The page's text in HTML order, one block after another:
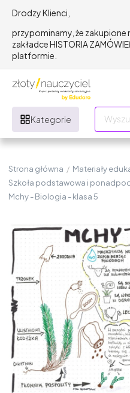
Drodzy Klienci,
przypominamy, że zakupione
zakładce HISTORIA
platformie.
Kategorie
Strona główna / Materiały
Szkoła podstawowa i
Mchy - Biologia - klasa 5